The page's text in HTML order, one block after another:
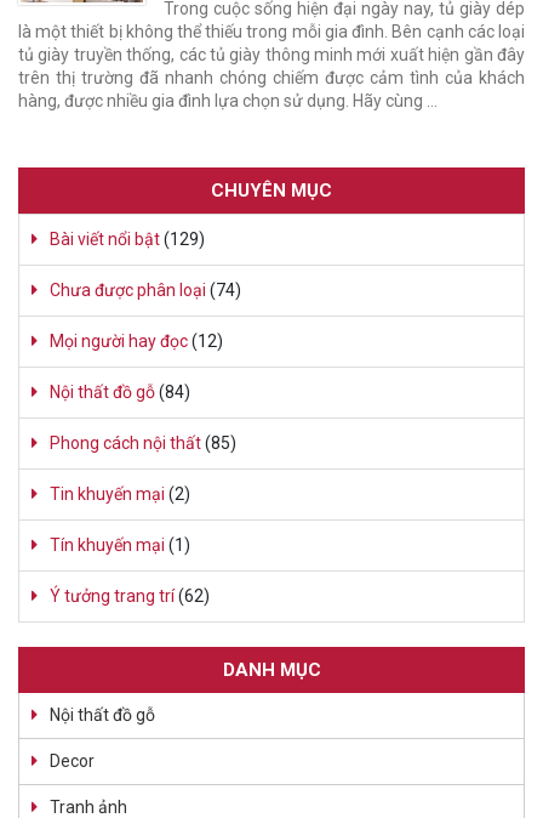
Trong cuộc sống hiện đại ngày nay, tủ giày dép
là một thiết bị không thể thiếu trong mỗi gia đình. Bên cạnh các loại
tủ giày truyền thống, các tủ giày thông minh mới xuất hiện gần đây
trên thị trường đã nhanh chóng chiếm được cảm tình của khách
hàng, được nhiều gia đình lựa chọn sử dụng. Hãy cùng …
CHUYÊN MỤC
Bài viết nổi bật(129)
Chưa được phân loại (74)
Mọi người hay đọc(12)
Nội thất đồ gỗ(84)
Phong cách nội thất(85)
Tin khuyến mại (2)
Tín khuyến mại (1)
Ý tưởng trang trí(62)
DANH MỤC
Nội thất đồ gỗ
Decor
Tranh ảnh